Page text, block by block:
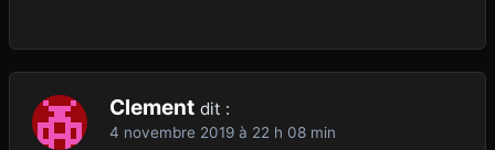
Clement dit :
4 novembre 2019 à 22 h 08 min